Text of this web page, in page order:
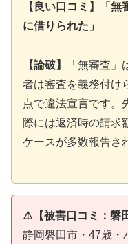
【良い口コミ】「
に借りられた」
【論破】
「無審査
者は審査を義務付け
点で違法宣言です。
際には返済時の請求
ケースが多数報告さ
⚠️【被害口コミ：磐
静岡磐田市・47歳・